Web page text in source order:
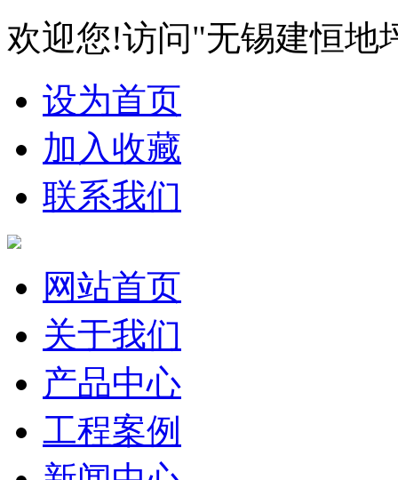
欢迎您!访问"无锡建恒地
设为首页
加入收藏
联系我们
网站首页
关于我们
产品中心
工程案例